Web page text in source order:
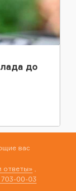
до
вас
ответы»
703-00-03